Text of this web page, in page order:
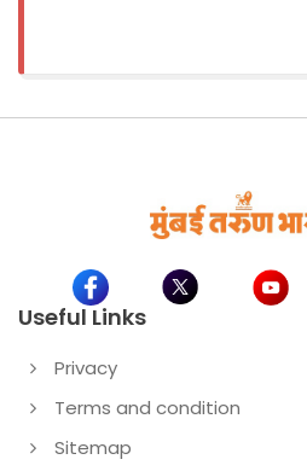
Useful Links
Privacy
Terms and condition
Sitemap